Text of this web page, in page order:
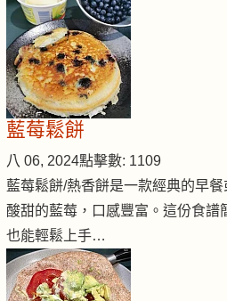
藍莓鬆餅
八 06, 2024點擊數: 1109
藍莓鬆餅/熱香餅是一款經典的早
酸甜的藍莓，口感豐富。這份食譜
也能輕鬆上手…